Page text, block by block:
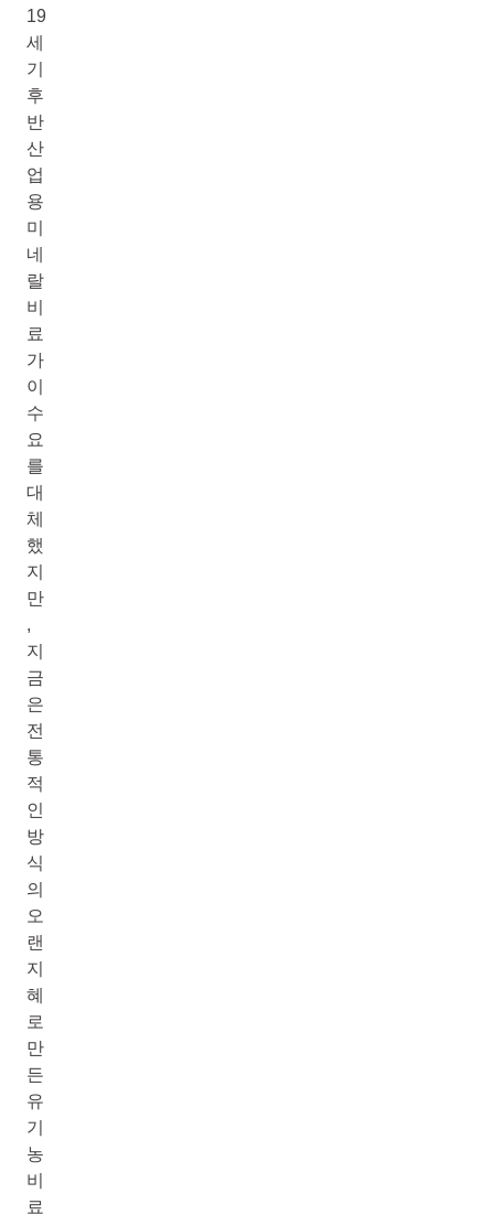
19
세
기
후
반
산
업
용
미
네
랄
비
료
가
이
수
요
를
대
체
했
지
만
,
지
금
은
전
통
적
인
방
식
의
오
랜
지
혜
로
만
든
유
기
농
비
료